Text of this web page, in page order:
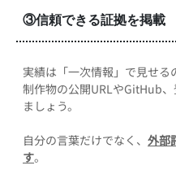
③信頼できる証拠を掲載
実績は「一次情報」で見せる
制作物の公開URLやGitHub
ましょう。
自分の言葉だけでなく、 外部
す。